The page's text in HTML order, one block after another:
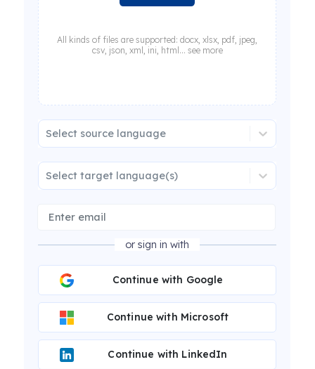
All kinds of files are supported: docx, xlsx, pdf, jpeg,
csv, json, xml, ini, html... see more
Select source language
Select target language(s)
or sign in with
Continue with Google
Continue with Microsoft
Continue with LinkedIn